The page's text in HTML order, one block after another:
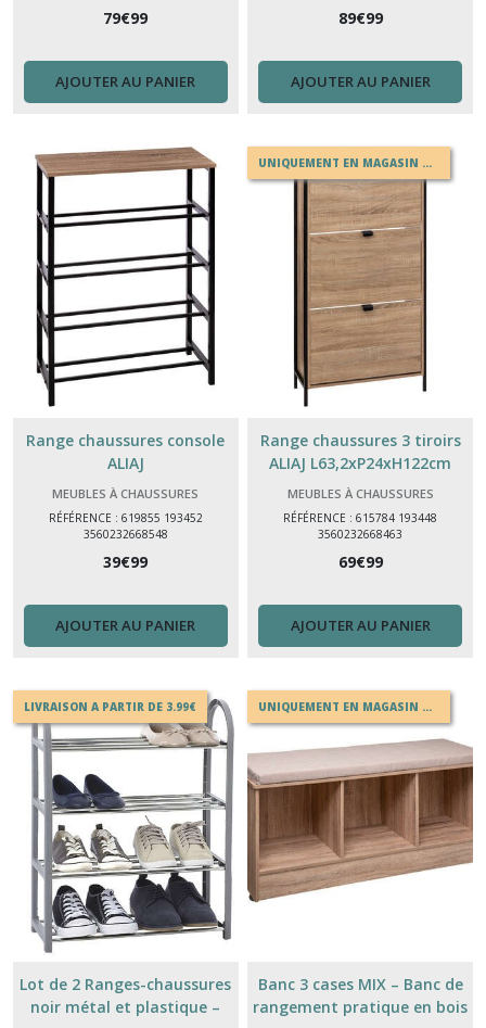
79€99
AJOUTER AU PANIER
89€99
AJOUTER AU PANIER
Range chaussures console
ALIAJ
MEUBLES À CHAUSSURES
RÉFÉRENCE : 619855 193452
3560232668548
39€99
AJOUTER AU PANIER
UNIQUEMENT EN MAGASIN OU EN DRIVE
Range chaussures 3 tiroirs
ALIAJ L63,2xP24xH122cm
MEUBLES À CHAUSSURES
RÉFÉRENCE : 615784 193448
3560232668463
69€99
AJOUTER AU PANIER
LIVRAISON A PARTIR DE 3.99€
Lot de 2 Ranges-chaussures
noir métal et plastique –
UNIQUEMENT EN MAGASIN OU EN DRIVE
Banc 3 cases MIX – Banc de
rangement pratique en bois
chaussures
Bureaux
à
(13)
Paravent
(4)
Coffre
et
rangement
Buffet
Afficher
résultats